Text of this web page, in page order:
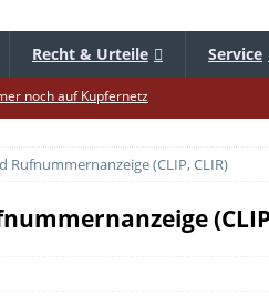
Recht & Urteile Service
noch auf Kupfernetz
am meisten
sind unzulässig
(CLIP, CLIR)